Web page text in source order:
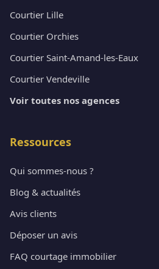
Courtier Lille
Courtier Orchies
Courtier Saint-Amand-les-Eaux
Courtier Vendeville
Voir toutes nos agences
Ressources
Qui sommes-nous ?
Blog & actualités
Avis clients
Déposer un avis
FAQ courtage immobilier